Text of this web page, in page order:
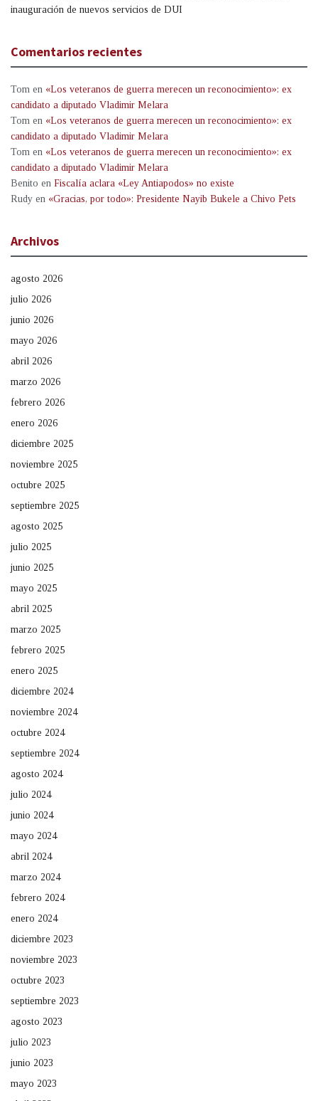
inauguración de nuevos servicios de DUI
Comentarios recientes
Tom en «Los veteranos de guerra merecen un reconocimiento»: ex
candidato a diputado Vladimir Melara
Tom en «Los veteranos de guerra merecen un reconocimiento»: ex
candidato a diputado Vladimir Melara
Tom en «Los veteranos de guerra merecen un reconocimiento»: ex
candidato a diputado Vladimir Melara
Benito en Fiscalía aclara «Ley Antiapodos» no existe
Rudy en «Gracias, por todo»: Presidente Nayib Bukele a Chivo Pets
Archivos
agosto 2026
julio 2026
junio 2026
mayo 2026
abril 2026
marzo 2026
febrero 2026
enero 2026
diciembre 2025
noviembre 2025
octubre 2025
septiembre 2025
agosto 2025
julio 2025
junio 2025
mayo 2025
abril 2025
marzo 2025
febrero 2025
enero 2025
diciembre 2024
noviembre 2024
octubre 2024
septiembre 2024
agosto 2024
julio 2024
junio 2024
mayo 2024
abril 2024
marzo 2024
febrero 2024
enero 2024
diciembre 2023
noviembre 2023
octubre 2023
septiembre 2023
agosto 2023
julio 2023
junio 2023
mayo 2023